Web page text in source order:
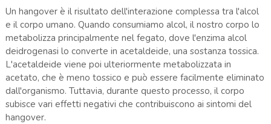
Un hangover è il risultato dell'interazione complessa tra l'alcol
e il corpo umano. Quando consumiamo alcol, il nostro corpo lo
metabolizza principalmente nel fegato, dove l'enzima alcol
deidrogenasi lo converte in acetaldeide, una sostanza tossica.
L'acetaldeide viene poi ulteriormente metabolizzata in
acetato, che è meno tossico e può essere facilmente eliminato
dall'organismo. Tuttavia, durante questo processo, il corpo
subisce vari effetti negativi che contribuiscono ai sintomi del
hangover.